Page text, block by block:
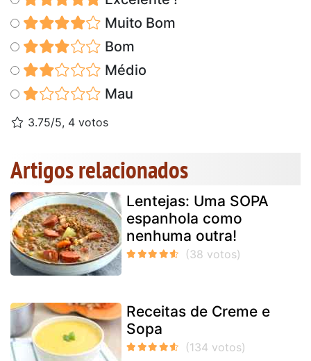
Muito Bom
Bom
Médio
Mau
3.75/5, 4 votos
Artigos relacionados
Lentejas: Uma SOPA
espanhola como
nenhuma outra!
Receitas de Creme e
Sopa